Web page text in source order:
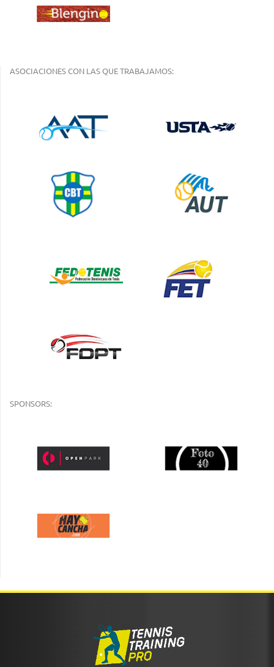
ASOCIACIONES CON LAS QUE TRABAJAMOS:
SPONSORS: